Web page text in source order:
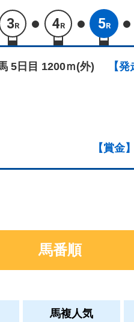
3R 4R 5R
5日目 1200ｍ(外) 【
【賞金】
馬番順
馬複人気